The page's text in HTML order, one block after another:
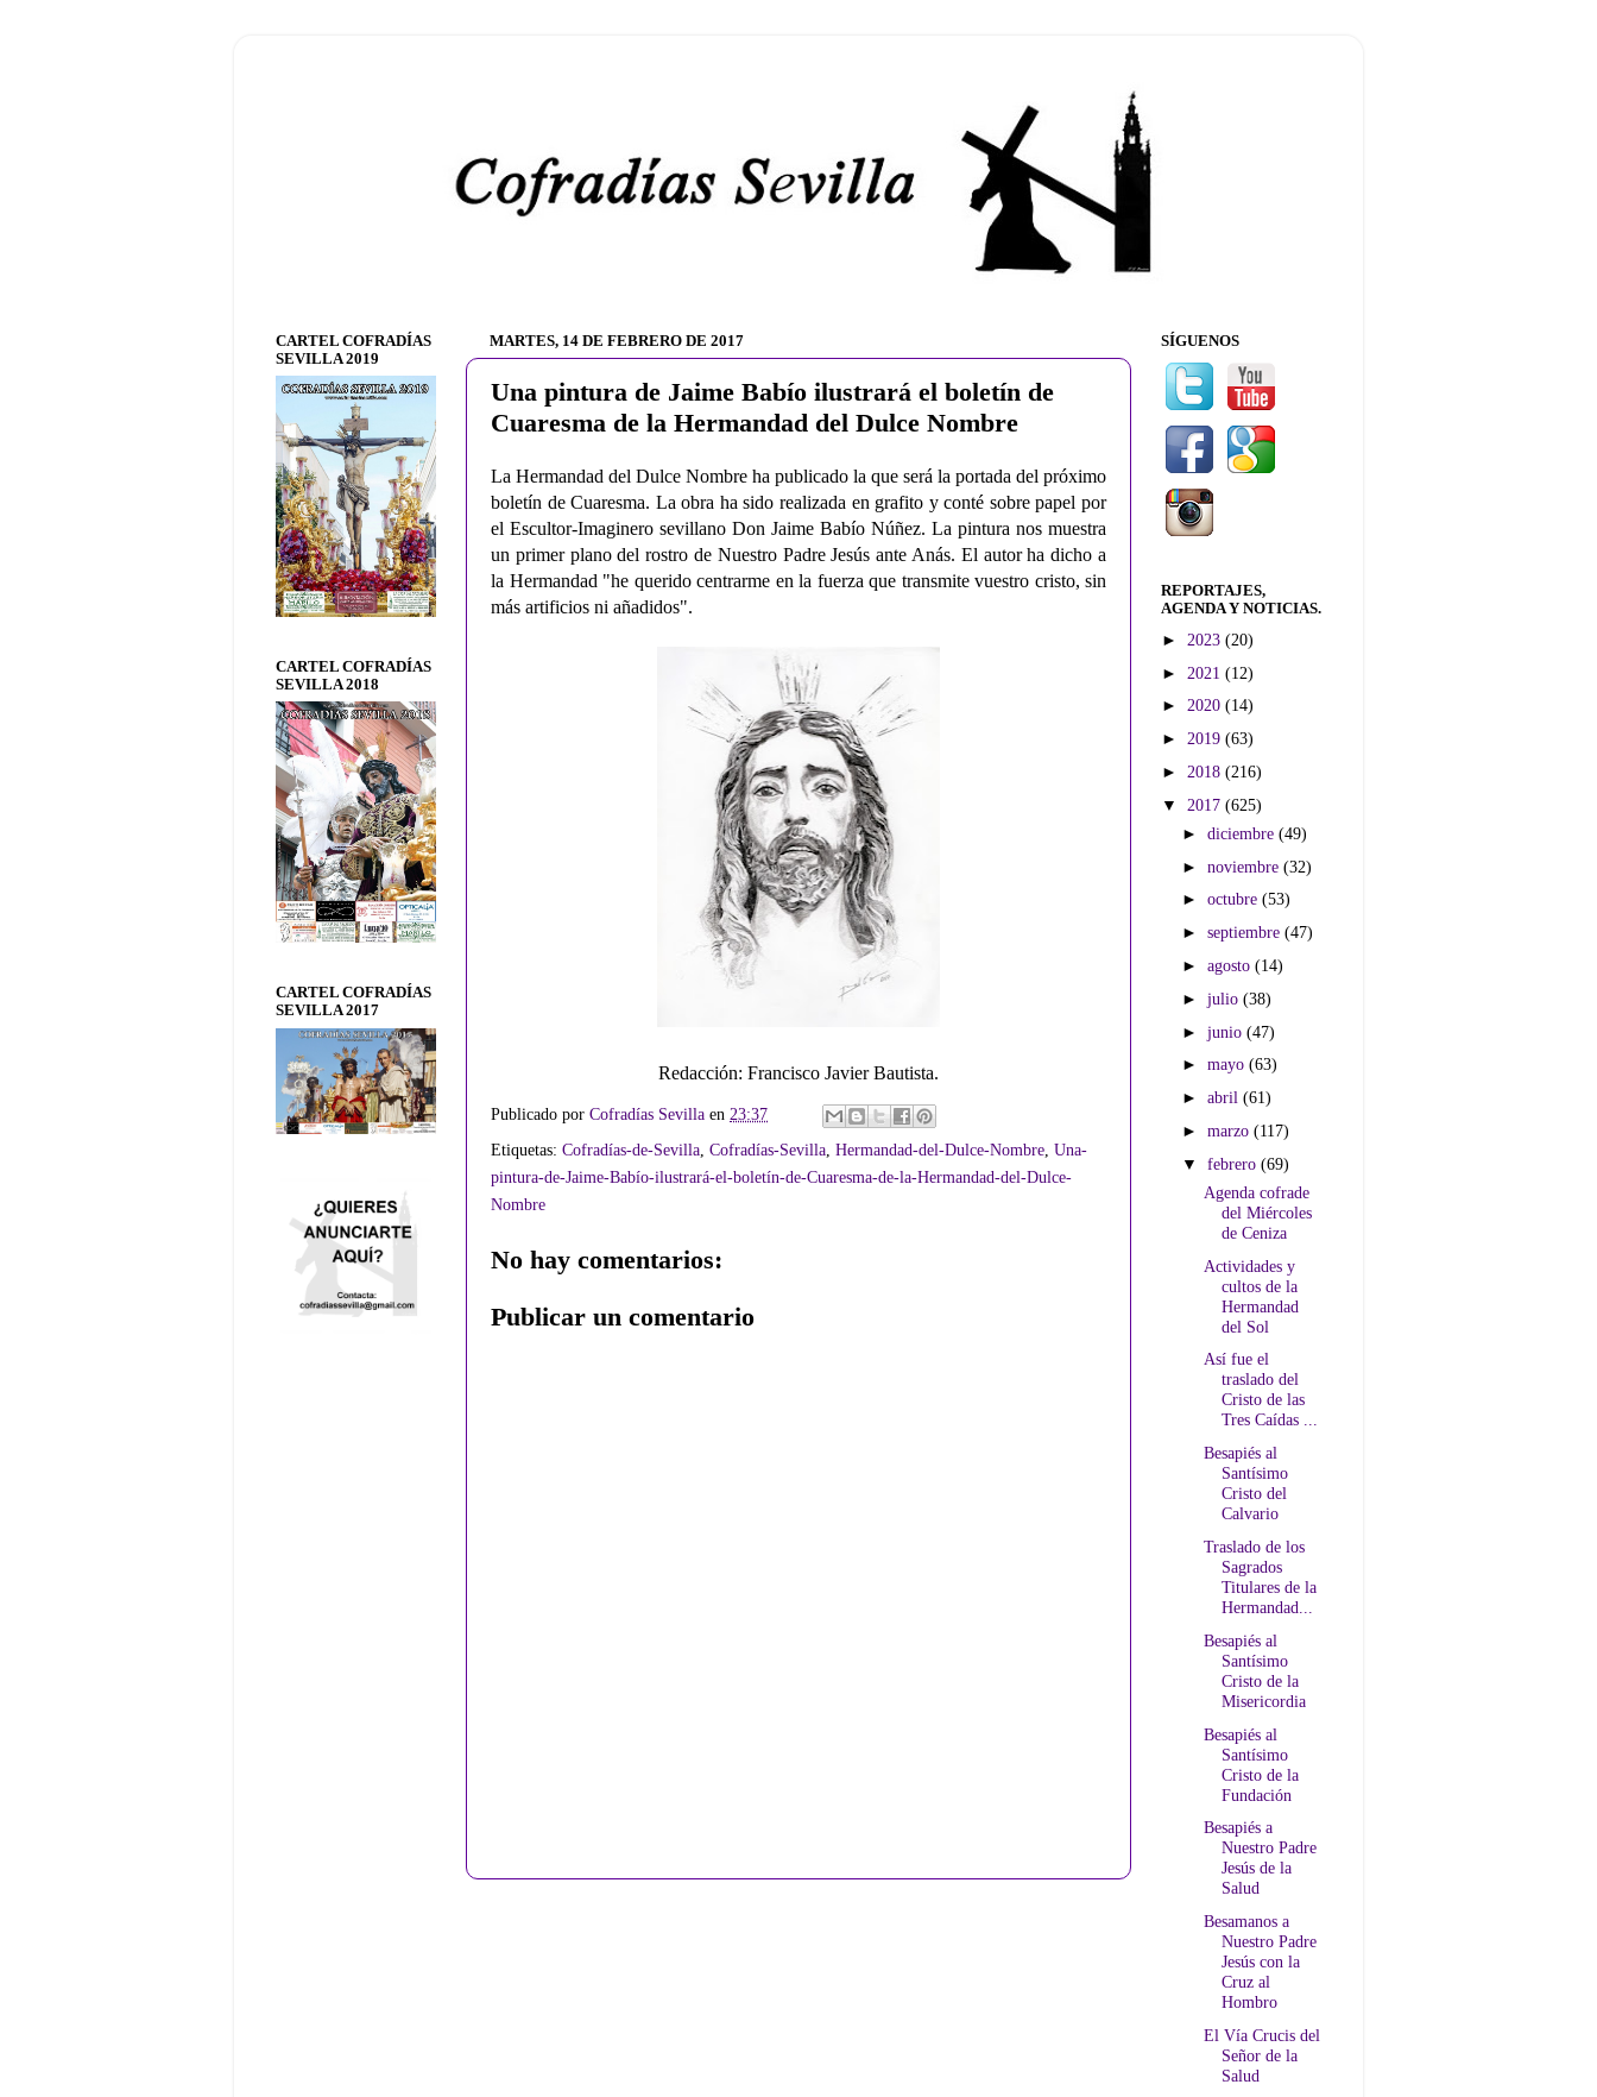
MARTES, 14 DE FEBRERO DE 2017
Una pintura de Jaime Babío ilustrará el boletín de
Cuaresma de la Hermandad del Dulce Nombre
La Hermandad del Dulce Nombre ha publicado la que será la portada del próximo
boletín de Cuaresma. La obra ha sido realizada en grafito y conté sobre papel por
el Escultor-Imaginero sevillano Don Jaime Babío Núñez. La pintura nos muestra
un primer plano del rostro de Nuestro Padre Jesús ante Anás. El autor ha dicho a
la Hermandad "he querido centrarme en la fuerza que transmite vuestro cristo, sin
más artificios ni añadidos".
Redacción: Francisco Javier Bautista.
Publicado por Cofradías Sevilla en 23:37
Etiquetas: Cofradías-de-Sevilla Cofradías-Sevilla Hermandad-del-Dulce-Nombre Una-
pintura-de-Jaime-Babío-ilustrará-el-boletín-de-Cuaresma-de-la-Hermandad-del-Dulce-
Nombre
No hay comentarios:
Publicar un comentario
CARTEL COFRADÍAS
SEVILLA 2019
CARTEL COFRADÍAS
SEVILLA 2018
CARTEL COFRADÍAS
SEVILLA 2017
SÍGUENOS
REPORTAJES,
AGENDA Y NOTICIAS.
► 2023 (20)
► 2021 (12)
► 2020 (14)
► 2019 (63)
► 2018 (216)
▼ 2017 (625)
►diciembre(49)
►noviembre(32)
►octubre(53)
►septiembre(47)
►agosto(14)
►julio(38)
►junio(47)
►mayo(63)
►abril(61)
►marzo(117)
▼febrero(69)
Agenda cofrade
del Miércoles
de Ceniza
Actividades y
cultos de la
Hermandad
del Sol
Así fue el
traslado del
Cristo de las
Tres Caídas ...
Besapiés al
Santísimo
Cristo del
Calvario
Traslado de los
Sagrados
Titulares de la
Hermandad...
Besapiés al
Santísimo
Cristo de la
Misericordia
Besapiés al
Santísimo
Cristo de la
Fundación
Besapiés a
Nuestro Padre
Jesús de la
Salud
Besamanos a
Nuestro Padre
Jesús con la
Cruz al
Hombro
El Vía Crucis del
Señor de la
Salud